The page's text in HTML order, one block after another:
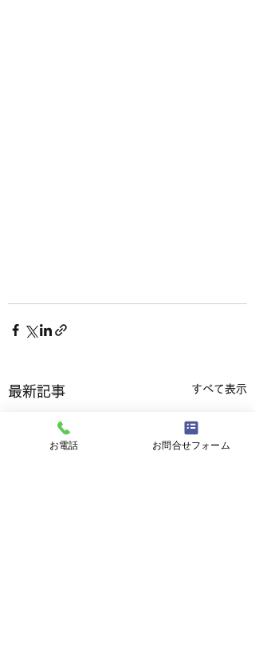
最新記事 すべて表示
お電話 お問合せフォーム